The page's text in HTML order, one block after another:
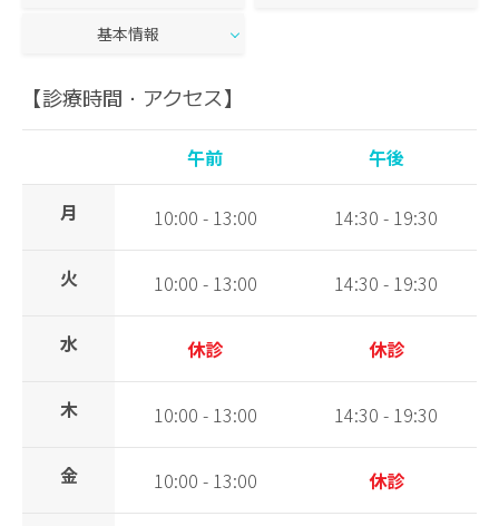
基本情報
【診療時間・アクセス】
午前 午後
月 10:00 - 13:00 14:30 - 19:30
火 10:00 - 13:00 14:30 - 19:30
水 休診 休診
木 10:00 - 13:00 14:30 - 19:30
金 10:00 - 13:00 休診